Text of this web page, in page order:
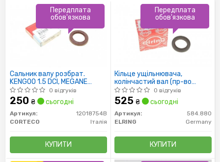
Сальник валу розбрат.
KENGOO 1.5 DCI, MEGANE
1,4/1,6 16V
0 відгуків
250 ₴ сьогодні
Артикул:
12018754B
CORTECO
Італія
КУПИТИ
Передплата
обов'язкова
Кільце ущільнювача,
колінчастий вал (пр-во
Elring)
0 відгуків
525 ₴ сьогодні
Артикул:
584.880
ELRING
Germany
КУПИТИ
Передплата
обов'язкова